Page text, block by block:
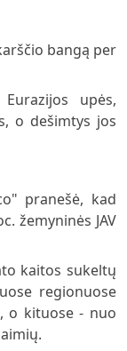
bangą per
upės,
o dešimtys jos
pranešė, kad
žemyninės JAV
kaitos sukeltų
regionuose
o kituose - nuo